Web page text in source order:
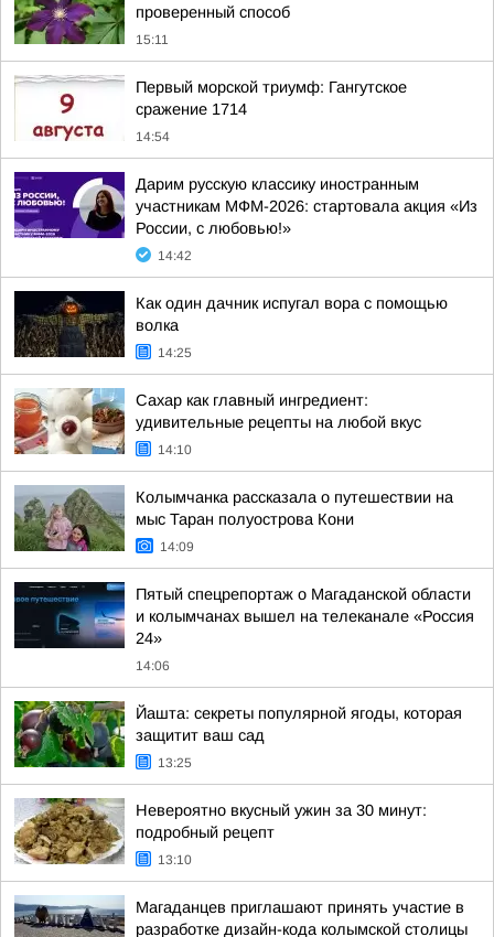
проверенный способ
15:11
Первый морской триумф: Гангутское
сражение 1714
14:54
Дарим русскую классику иностранным
участникам МФМ-2026: стартовала акция «Из
России, с любовью!»
14:42
Как один дачник испугал вора с помощью
волка
14:25
Сахар как главный ингредиент:
удивительные рецепты на любой вкус
14:10
Колымчанка рассказала о путешествии на
мыс Таран полуострова Кони
14:09
Пятый спецрепортаж о Магаданской области
и колымчанах вышел на телеканале «Россия
24»
14:06
Йашта: секреты популярной ягоды, которая
защитит ваш сад
13:25
Невероятно вкусный ужин за 30 минут:
подробный рецепт
13:10
Магаданцев приглашают принять участие в
разработке дизайн-кода колымской столицы